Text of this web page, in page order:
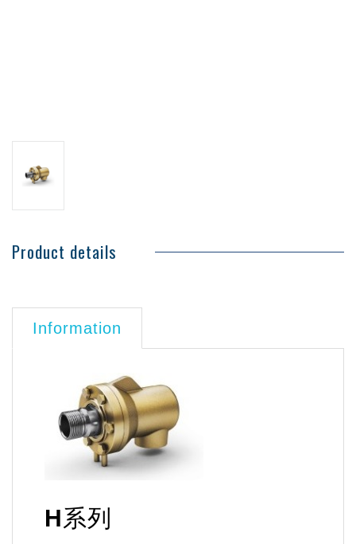
Product details
Information
H系列